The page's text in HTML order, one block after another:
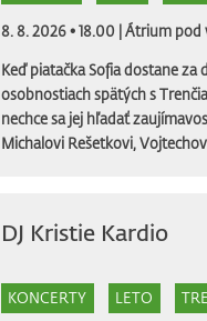
8. 8. 2026 • 18.00 |Átrium pod
Keď piatačka Sofia dostane
osobnostiach spätých s
nechce sa jej hľadať
Michalovi Rešetkovi,
DJ Kristie Kardio
KONCERTY LETO